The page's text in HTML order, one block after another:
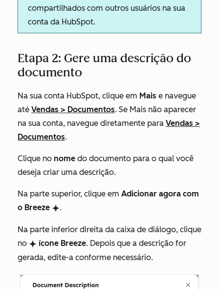
compartilhados com outros usuários na sua
conta da HubSpot.
Etapa 2: Gere uma descrição do
documento
Na sua conta HubSpot, clique em Mais e navegue
até Vendas > Documentos. Se Mais não aparecer
na sua conta, navegue diretamente para Vendas >
Documentos.
Clique no nome do documento para o qual você
deseja criar uma descrição.
Na parte superior, clique em Adicionar agora com
o Breeze breezeSingleStar.
Na parte inferior direita da caixa de diálogo, clique
no breezeSingleStar ícone Breeze. Depois que a descrição for
gerada, edite-a conforme necessário.